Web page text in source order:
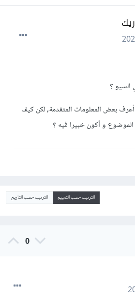
؟
بعض المعلومات المتقدمة, لكن كيف
و أكون خبيرا فيه ؟
الترتيب حسب التقييم الترتيب حسب التاريخ
0